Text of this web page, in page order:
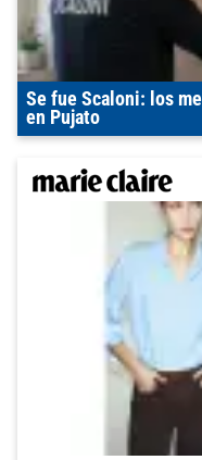
Se fue Scaloni: los
en Pujato